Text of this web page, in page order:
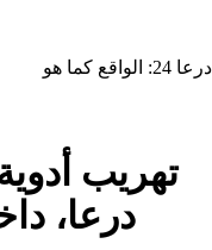
درعا 24: الواقع كما هو
تهريب
درعا،